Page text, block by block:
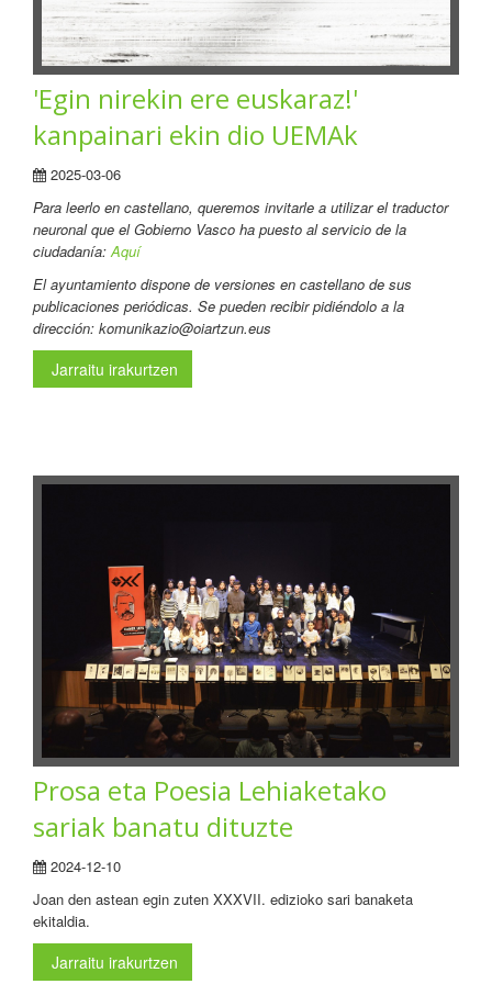
'Egin nirekin ere euskaraz!'
kanpainari ekin dio UEMAk
2025-03-06
Para leerlo en castellano, queremos invitarle a utilizar el traductor
neuronal que el Gobierno Vasco ha puesto al servicio de la
ciudadanía:Aquí
El ayuntamiento dispone de versiones en castellano de sus
publicaciones periódicas. Se pueden recibir pidiéndolo a la
dirección: komunikazio@oiartzun.eus
Jarraitu irakurtzen
Prosa eta Poesia Lehiaketako
sariak banatu dituzte
2024-12-10
Joan den astean egin zuten XXXVII. edizioko sari banaketa
ekitaldia.
Jarraitu irakurtzen